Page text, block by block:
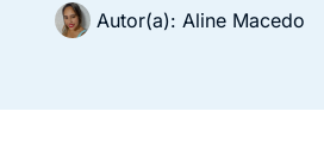
Autor(a): Aline Macedo